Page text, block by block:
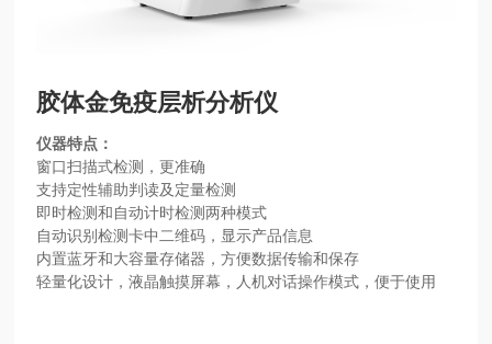
胶体金免疫层析分析仪
仪器特点：
窗口扫描式检测，更准确
支持定性辅助判读及定量检测
即时检测和自动计时检测两种模式
自动识别检测卡中二维码，显示产品信息
内置蓝牙和大容量存储器，方便数据传输和保存
轻量化设计，液晶触摸屏幕，人机对话操作模式，便于使用